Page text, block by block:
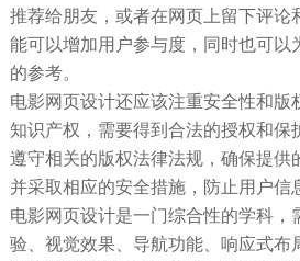
推荐给朋友，或者在网页上留下评论
能可以增加用户参与度，同时也可以
的参考。
电影网页设计还应该注重安全性和版
知识产权，需要得到合法的授权和保
遵守相关的版权法律法规，确保提供
并采取相应的安全措施，防止用户信
电影网页设计是一门综合性的学科，
验、视觉效果、导航功能、响应式布